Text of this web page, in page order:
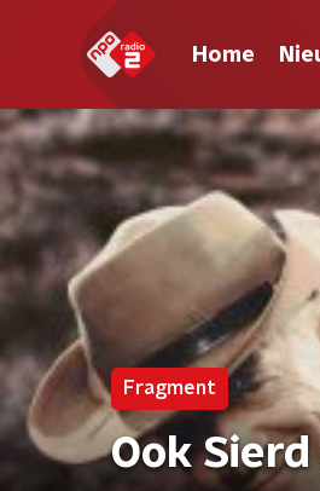
Home
Fragment
Ook